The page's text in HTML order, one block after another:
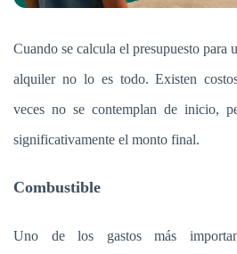
Cuando se calcula el presupuesto para
alquiler no lo es todo. Existen
veces no se contemplan de inicio,
significativamente el monto final.
Combustible
Uno de los gastos más